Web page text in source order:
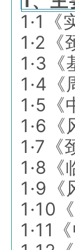
1·1
1·2
1·3
1·4
1·5
1·6
1·7《
1·8《
1·9《
1·10
1·11